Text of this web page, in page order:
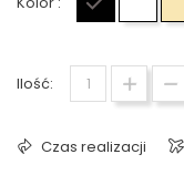
Ilość:
Czas realizacji